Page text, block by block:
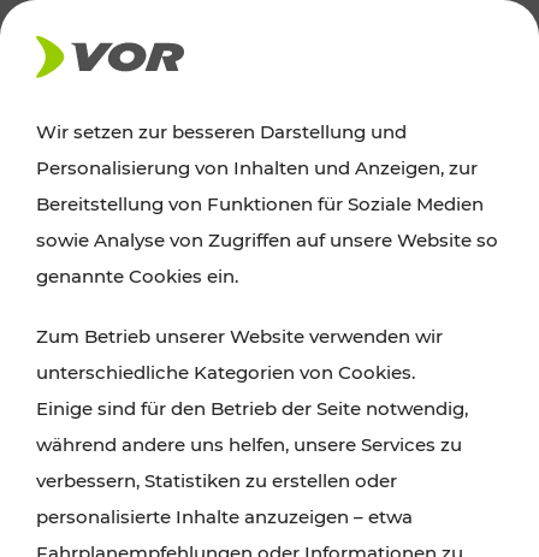
AKTUELLES
Ausflugstipps
Wien, Niederösterreich und das Burgenland
Wanderungen, Kultur und Gastronomie,
Radtouren oder purer Naturgenuss – viele
Attraktionen sind mit den Ticket- und Fahrplan-
Angeboten des VOR gut und schnell erreichbar.
Wir setzen zur besseren Darstellung und
Personalisierung von Inhalten und Anzeigen, zur
Bereitstellung von Funktionen für Soziale Medien
sowie Analyse von Zugriffen auf unsere Website so
genannte Cookies ein.
Zum Betrieb unserer Website verwenden wir
unterschiedliche Kategorien von Cookies.
Einige sind für den Betrieb der Seite notwendig,
während andere uns helfen, unsere Services zu
verbessern, Statistiken zu erstellen oder
personalisierte Inhalte anzuzeigen – etwa